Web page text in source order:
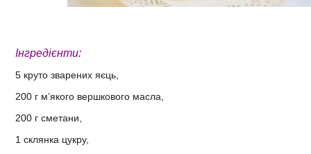
Інгредієнти:
5 круто зварених яєць,
200 г м’якого вершкового масла,
200 г сметани,
1 склянка цукру,